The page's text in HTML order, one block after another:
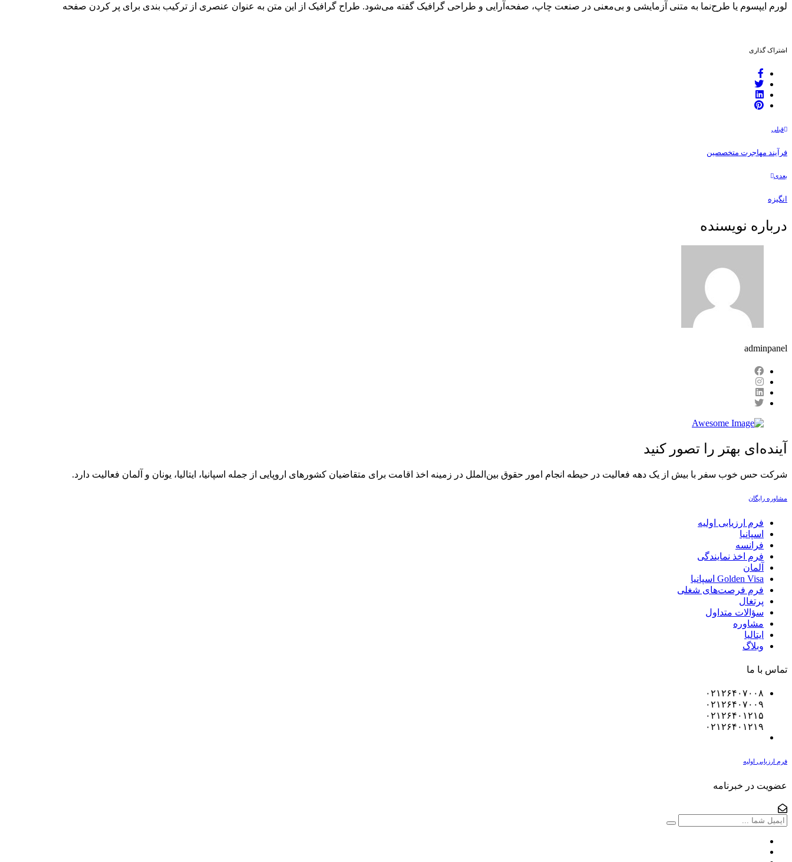
لورم ایپسوم یا طرح‌نما به متنی آزمایشی و بی‌معنی در صنعت چاپ، صفحه‌آرایی و طراحی گرافیک گفته می‌شود. طراح گرافیک از این متن به عنوان عنصری از ترکیب بندی برای پر کردن صفحه
اشتراک گذاری
قبلی
فرآیند مهاجرت متخصصین
بعدی
انگیزه
درباره نویسنده
adminpanel
آینده‌ای بهتر را تصور کنید
شرکت حس خوب سفر با بیش از یک دهه فعالیت در حیطه انجام امور حقوق بین‌الملل در زمینه اخذ اقامت برای متقاضیان کشورهای اروپایی از جمله اسپانیا، ایتالیا، یونان و آلمان فعالیت دارد.‏
مشاوره رایگان
فرم ارزیابی اولیه
اسپانیا
فرانسه
فرم اخذ نمایندگی
آلمان
Golden Visa اسپانيا
فرم فرصت‌های شغلی
پرتغال
سؤالات متداول
مشاوره
ایتالیا
وبلاگ
تماس با ما
۰۲۱۲۶۴۰۷۰۰۸
۰۲۱۲۶۴۰۷۰۰۹
۰۲۱۲۶۴۰۱۲۱۵
۰۲۱۲۶۴۰۱۲۱۹
فرم ارزیابی اولیه
عضویت در خبرنامه